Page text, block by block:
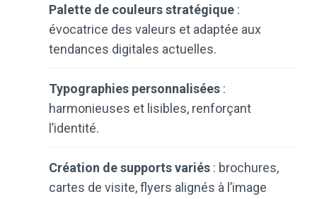
Palette de couleurs stratégique :
évocatrice des valeurs et adaptée aux
tendances digitales actuelles.
Typographies personnalisées :
harmonieuses et lisibles, renforçant
l’identité.
Création de supports variés : brochures,
cartes de visite, flyers alignés à l’image